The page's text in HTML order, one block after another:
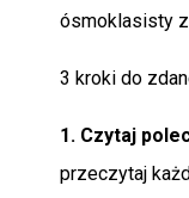
ósmoklasisty
3 kroki do
1. Czytaj
przeczytaj